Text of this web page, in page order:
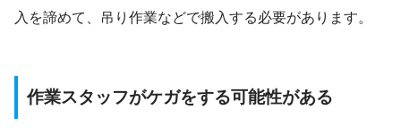
入を諦めて、吊り作業などで搬入する必要があります。
作業スタッフがケガをする可能性がある